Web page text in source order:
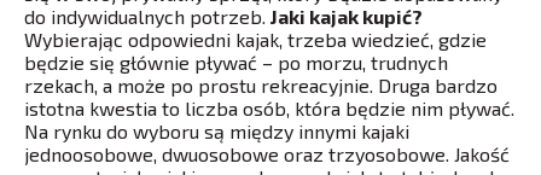
do indywidualnych potrzeb. Jaki kajak kupić?
Wybierając odpowiedni kajak, trzeba wiedzieć, gdzie
będzie się głównie pływać – po morzu, trudnych
rzekach, a może po prostu rekreacyjnie. Druga bardzo
istotna kwestia to liczba osób, która będzie nim pływać.
Na rynku do wyboru są między innymi kajaki
jednoosobowe, dwuosobowe oraz trzyosobowe. Jakość